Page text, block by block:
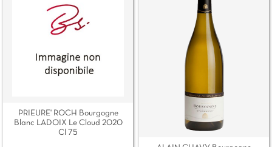
PRIEURE' ROCH Bourgogne
Blanc LADOIX Le Cloud 2020
Cl 75